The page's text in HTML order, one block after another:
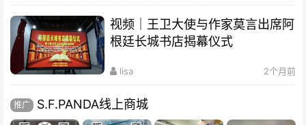
视频｜王卫大使与作家莫言出席阿
根廷长城书店揭幕仪式
lisa 2个月前
推广 S.F.PANDA线上商城